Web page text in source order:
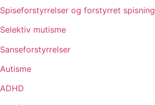
Spiseforstyrrelser og forstyrret spisning
Selektiv mutisme
Sanseforstyrrelser
Autisme
ADHD